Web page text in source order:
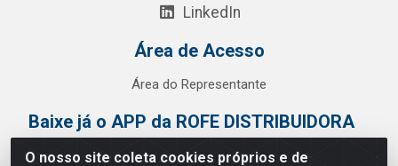
O nosso site coleta cookies próprios e de
LinkedIn
Área de Acesso
Área do Representante
Baixe já o APP da ROFE DISTRIBUIDORA